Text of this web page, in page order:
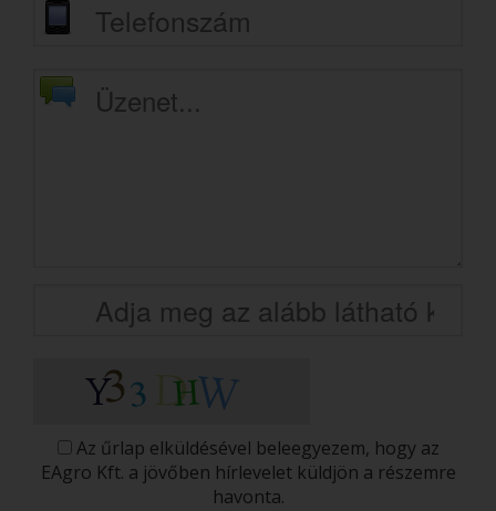
Az űrlap elküldésével beleegyezem, hogy az
EAgro Kft. a jövőben hírlevelet küldjön a részemre
havonta.